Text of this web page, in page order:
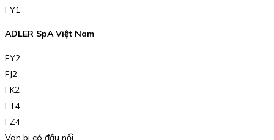
FY1
ADLER SpA Việt Nam
FY2
FJ2
FK2
FT4
FZ4
Van bi có đầu nối